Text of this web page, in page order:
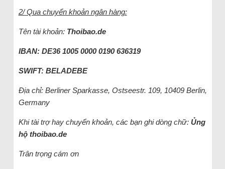
2/ Qua chuyển khoản ngân hàng:
Tên tài khoản: Thoibao.de
IBAN: DE36 1005 0000 0190 636319
SWIFT: BELADEBE
Địa chỉ: Berliner Sparkasse, Ostseestr. 109, 10409 Berlin,
Germany
Khi tài trợ hay chuyển khoản, các bạn ghi dòng chữ: Ủng
hộ thoibao.de
Trân trọng cám ơn